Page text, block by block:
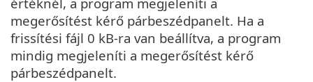
megerősítést kérő párbeszédpanelt. Ha a
frissítési fájl 0 kB-ra van beállítva, a program
mindig megjeleníti a megerősítést kérő
párbeszédpanelt.